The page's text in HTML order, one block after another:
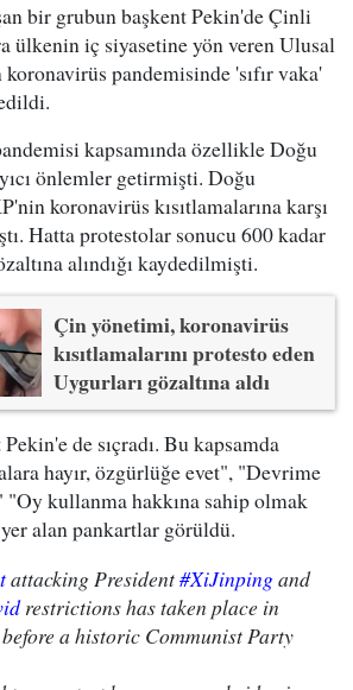
bir grubun başkent Pekin'de Çinli
ülkenin iç siyasetine yön veren Ulusal
pandemisinde 'sıfır vaka'
kapsamında özellikle Doğu
önlemler getirmişti. Doğu
koronavirüs kısıtlamalarına karşı
Hatta protestolar sonucu 600 kadar
alındığı kaydedilmişti.
Çin yönetimi, koronavirüs
kısıtlamalarını protesto eden
Uygurları gözaltına aldı
de sıçradı. Bu kapsamda
hayır, özgürlüğe evet", "Devrime
"Oy kullanma hakkına sahip olmak
alan pankartlar görüldü.
attacking President#XiJinpingand
restrictions has taken place in
a historic Communist Party